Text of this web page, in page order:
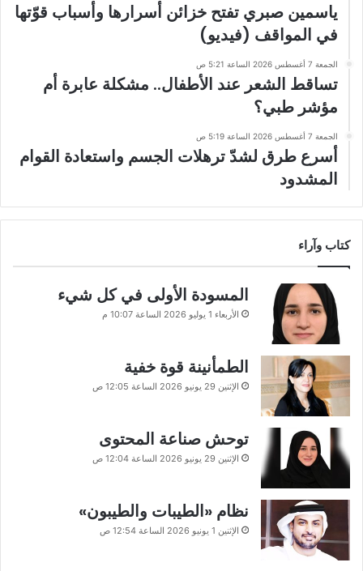
ياسمين صبري تفتح خزائن أسرارها وأسباب قوّتها
في المواقف (فيديو)
الجمعة 7 أغسطس 2026 الساعة 5:21 ص
تساقط الشعر عند الأطفال.. مشكلة عابرة أم
مؤشر طبي؟
الجمعة 7 أغسطس 2026 الساعة 5:19 ص
أسرع طرق لشدّ ترهلات الجسم واستعادة القوام
المشدود
كتاب وآراء
المسودة الأولى في كل شيء
الأربعاء 1 يوليو 2026 الساعة 10:07 م
الطمأنينة قوة خفية
الإثنين 29 يونيو 2026 الساعة 12:05 ص
توحش صناعة المحتوى
الإثنين 29 يونيو 2026 الساعة 12:04 ص
نظام «الطيبات والطيبون»
الإثنين 1 يونيو 2026 الساعة 12:54 ص